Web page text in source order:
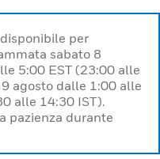
per
sabato 8
5:00 EST (23:00 alle
agosto dalle 1:00 alle
alle 14:30 IST).
pazienza durante